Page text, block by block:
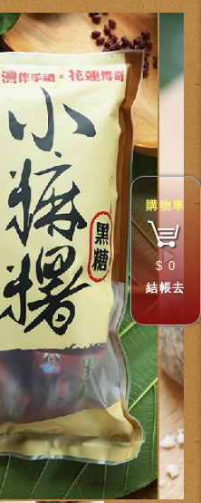
購物車
$ 0
結帳去